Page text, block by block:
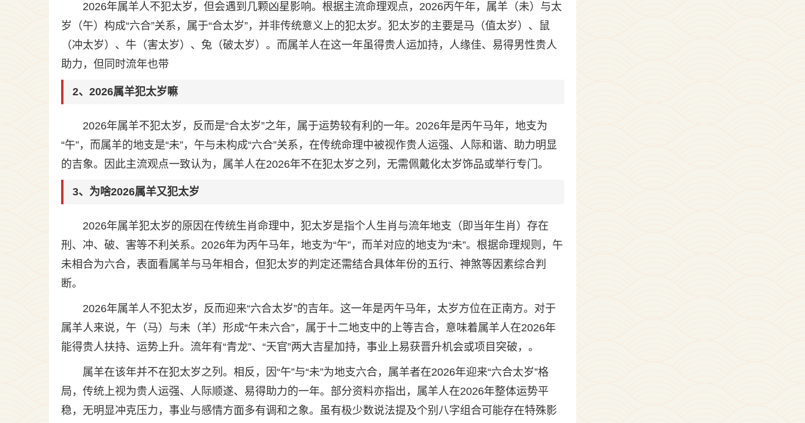
2026年属羊人不犯太岁，但会遇到几颗凶星影响。根据主流命理观点，2026丙午年，属羊（未）与太
岁（午）构成“六合”关系，属于“合太岁”，并非传统意义上的犯太岁。犯太岁的主要是马（值太岁）、鼠
（冲太岁）、牛（害太岁）、兔（破太岁）。而属羊人在这一年虽得贵人运加持，人缘佳、易得男性贵人
助力，但同时流年也带
2、2026属羊犯太岁嘛
2026年属羊不犯太岁，反而是“合太岁”之年，属于运势较有利的一年。2026年是丙午马年，地支为
“午”，而属羊的地支是“未”，午与未构成“六合”关系，在传统命理中被视作贵人运强、人际和谐、助力明显
的吉象。因此主流观点一致认为，属羊人在2026年不在犯太岁之列，无需佩戴化太岁饰品或举行专门。
3、为啥2026属羊又犯太岁
2026年属羊犯太岁的原因在传统生肖命理中，犯太岁是指个人生肖与流年地支（即当年生肖）存在
刑、冲、破、害等不利关系。2026年为丙午马年，地支为“午”，而羊对应的地支为“未”。根据命理规则，午
未相合为六合，表面看属羊与马年相合，但犯太岁的判定还需结合具体年份的五行、神煞等因素综合判
断。
2026年属羊人不犯太岁，反而迎来“六合太岁”的吉年。这一年是丙午马年，太岁方位在正南方。对于
属羊人来说，午（马）与未（羊）形成“午未六合”，属于十二地支中的上等吉合，意味着属羊人在2026年
能得贵人扶持、运势上升。流年有“青龙”、“天官”两大吉星加持，事业上易获晋升机会或项目突破，。
属羊在该年并不在犯太岁之列。相反，因“午”与“未”为地支六合，属羊者在2026年迎来“六合太岁”格
局，传统上视为贵人运强、人际顺遂、易得助力的一年。部分资料亦指出，属羊人在2026年整体运势平
稳，无明显冲克压力，事业与感情方面多有调和之象。虽有极少数说法提及个别八字组合可能存在特殊影